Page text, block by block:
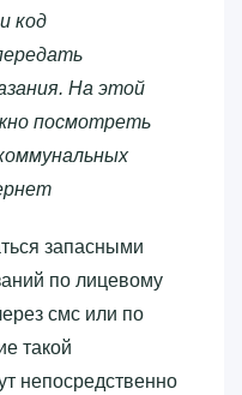
код
На этой
посмотреть
запасными
по лицевому
смс или по
такой
непосредственно